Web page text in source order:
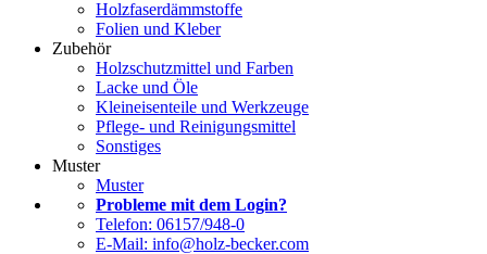
Holzfaserdämmstoffe
Folien und Kleber
Zubehör
Holzschutzmittel und Farben
Lacke und Öle
Kleineisenteile und Werkzeuge
Pflege- und Reinigungsmittel
Sonstiges
Muster
Muster
Probleme mit dem Login?
Telefon: 06157/948-0
E-Mail: info@holz-becker.com